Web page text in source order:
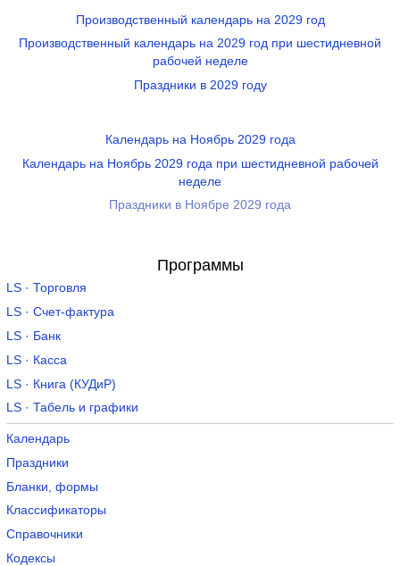
Производственный календарь на 2029 год
Производственный календарь на 2029 год при шестидневной
рабочей неделе
Праздники в 2029 году
Календарь на Ноябрь 2029 года
Календарь на Ноябрь 2029 года при шестидневной рабочей
неделе
Праздники в Ноябре 2029 года
Программы
LS · Торговля
LS · Счет-фактура
LS · Банк
LS · Касса
LS · Книга (КУДиР)
LS · Табель и графики
Календарь
Праздники
Бланки, формы
Классификаторы
Справочники
Кодексы